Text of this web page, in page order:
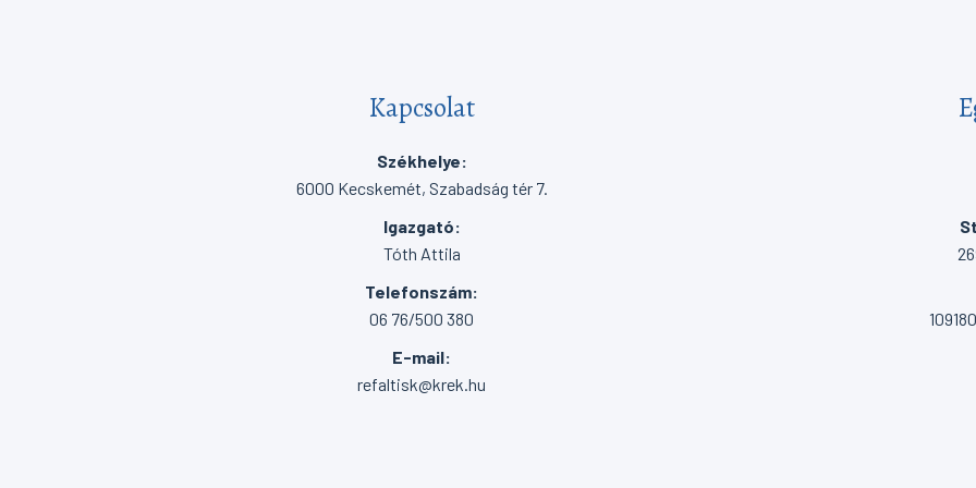
Kapcsolat
Székhelye:
6000 Kecskemét, Szabadság tér 7.
Igazgató:
Tóth Attila
Telefonszám:
06 76/500 380
E-mail:
refaltisk@krek.hu